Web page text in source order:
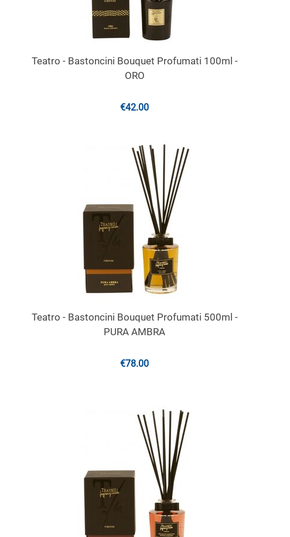
Teatro - Bastoncini Bouquet Profumati 100ml -
ORO
€42.00
Teatro - Bastoncini Bouquet Profumati 500ml -
PURA AMBRA
€78.00